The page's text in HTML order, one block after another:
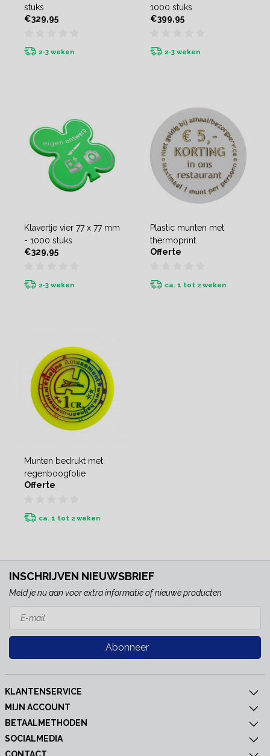
stuks
€329,95
2-3 weken
1000 stuks
€399,95
2-3 weken
Klavertje vier 77 x 77 mm
- 1000 stuks
€329,95
2-3 weken
Plastic munten met
thermoprint
Offerte
ca. 1 tot 2 weken
Munten bedrukt met
regenboogfolie
Offerte
ca. 1 tot 2 weken
INSCHRIJVEN NIEUWSBRIEF
Meld je nu aan voor extra informatie of nieuwe producten
Abonneer
KLANTENSERVICE
MIJN ACCOUNT
BETAALMETHODEN
SOCIALMEDIA